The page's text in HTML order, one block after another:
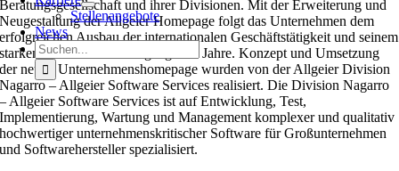
Stellenangebote
News
Suche
nach:
Beratungsgesellschaft und ihrer Divisionen. Mit der Erweiterung und
Neugestaltung der Allgeier Homepage folgt das Unternehmen dem
erfolgreichen Ausbau der internationalen Geschäftstätigkeit und seinem
starken Wachstum der vergangenen Jahre. Konzept und Umsetzung
der neuen Unternehmenshomepage wurden von der Allgeier Division
Nagarro – Allgeier Software Services realisiert. Die Division Nagarro
– Allgeier Software Services ist auf Entwicklung, Test,
Implementierung, Wartung und Management komplexer und qualitativ
hochwertiger unternehmenskritischer Software für Großunternehmen
und Softwarehersteller spezialisiert.